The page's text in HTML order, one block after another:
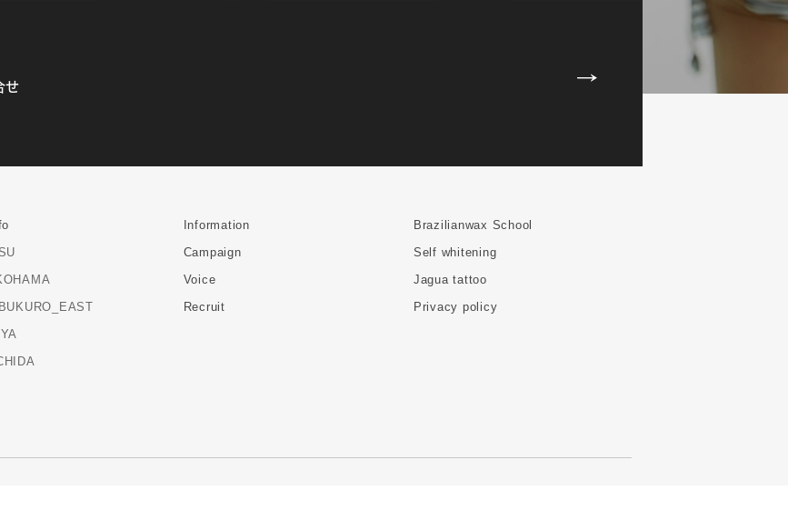
せ
Information
Campaign
Voice
Recruit
Brazilianwax School
Self whitening
Jagua tattoo
Privacy policy